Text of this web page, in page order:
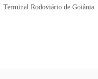
Terminal Rodoviário de Goiânia